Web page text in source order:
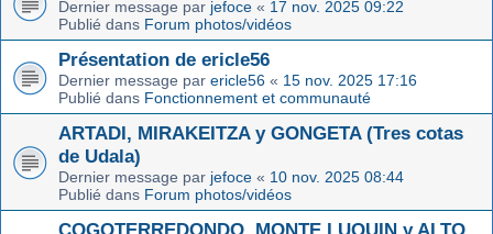
Dernier message par jefoce « 17 nov. 2025 09:22
Publié dans Forum photos/vidéos
Présentation de ericle56
Dernier message par ericle56 « 15 nov. 2025 17:16
Publié dans Fonctionnement et communauté
ARTADI, MIRAKEITZA y GONGETA (Tres cotas
de Udala)
Dernier message par jefoce « 10 nov. 2025 08:44
Publié dans Forum photos/vidéos